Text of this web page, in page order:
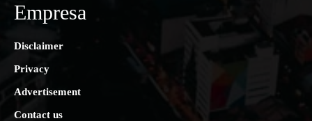
Empresa
Disclaimer
Privacy
Advertisement
Contact us